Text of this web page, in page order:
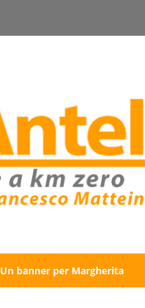
Un banner per Margherita